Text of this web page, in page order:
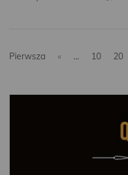
Pierwsza
« ... 10 20